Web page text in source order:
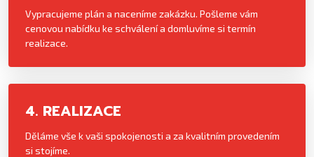
Vypracujeme plán a naceníme zakázku. Pošleme vám
cenovou nabídku ke schválení a domluvíme si termín
realizace.
4. REALIZACE
Děláme vše k vaši spokojenosti a za kvalitním provedením
si stojíme.